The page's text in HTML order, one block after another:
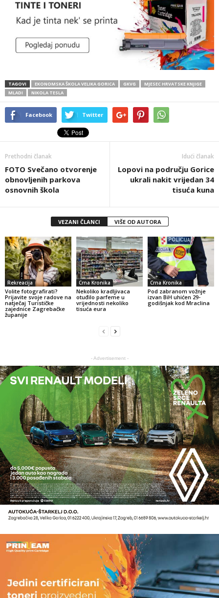
TAGOVI EKONOMSKA ŠKOLA VELIKA GORICA GKVG
MJESEC HRVATSKE KNJIGE
MLADI
NIKOLA TESLA
Facebook Twitter
Prethodni članak
FOTO Svečano otvorenje
obnovljenih parkova
osnovnih škola
Idući članak
Lopovi na području Gorice
ukrali nakit vrijedan 34
tisuća kuna
VEZANI ČLANCI VIŠE OD AUTORA
Rekreacija
Volite fotografirati?
Prijavite svoje radove na
natječaj Turističke
zajednice Zagrebačke
županije
Crna Kronika
Nekoliko kradljivaca
otuđilo parfeme u
vrijednosti nekoliko
tisuća eura
Crna Kronika
Pod zabranom vožnje
izvan BiH uhićen 29-
godišnjak kod Mraclina
- Advertisement -